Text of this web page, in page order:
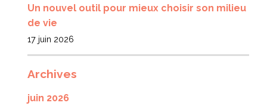
Un nouvel outil pour mieux choisir son milieu
de vie
17 juin 2026
Archives
juin 2026